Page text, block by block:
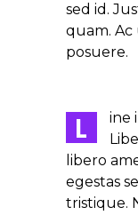
sed id.
quam.
posuere.
L
ine
libero
egestas
tristique.